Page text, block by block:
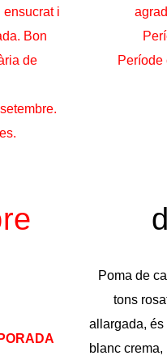
ensucrat i
Bon
de
Període
Poma de
tons
allargada, és
blanc